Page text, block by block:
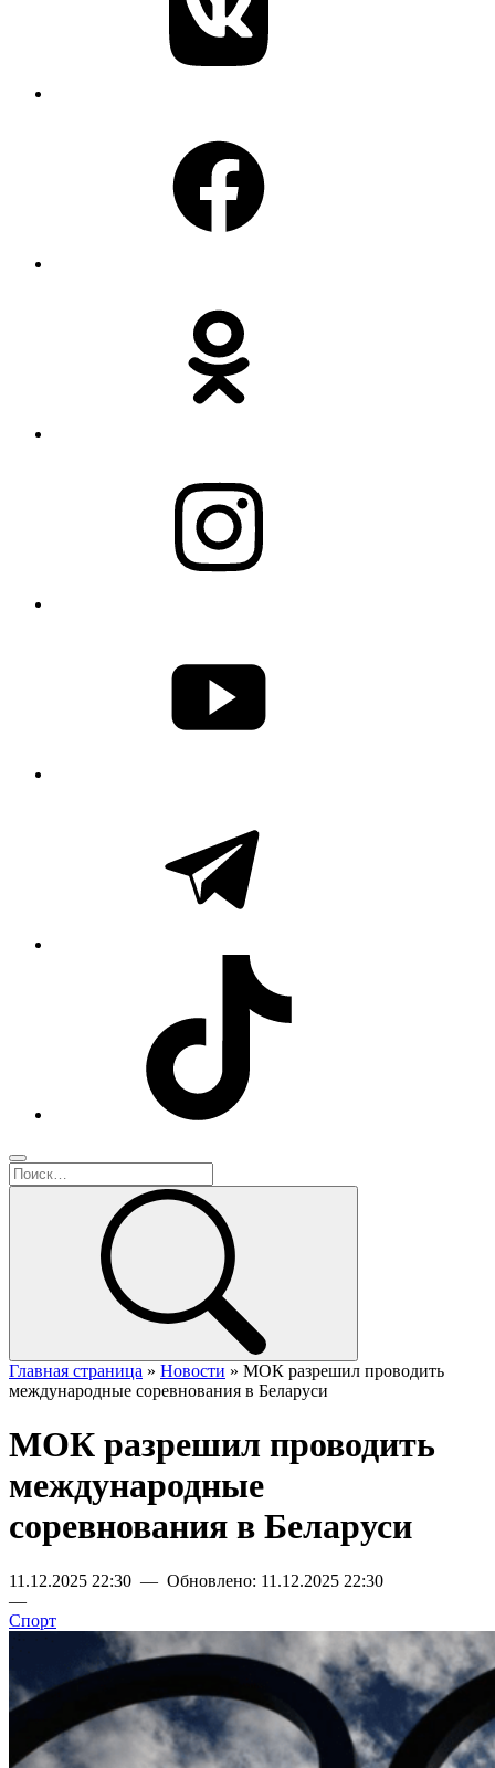
Главная страница » Новости » МОК разрешил проводить
международные соревнования в Беларуси
МОК разрешил проводить
международные
соревнования в Беларуси
11.12.2025 22:30 — Обновлено: 11.12.2025 22:30
—
Спорт